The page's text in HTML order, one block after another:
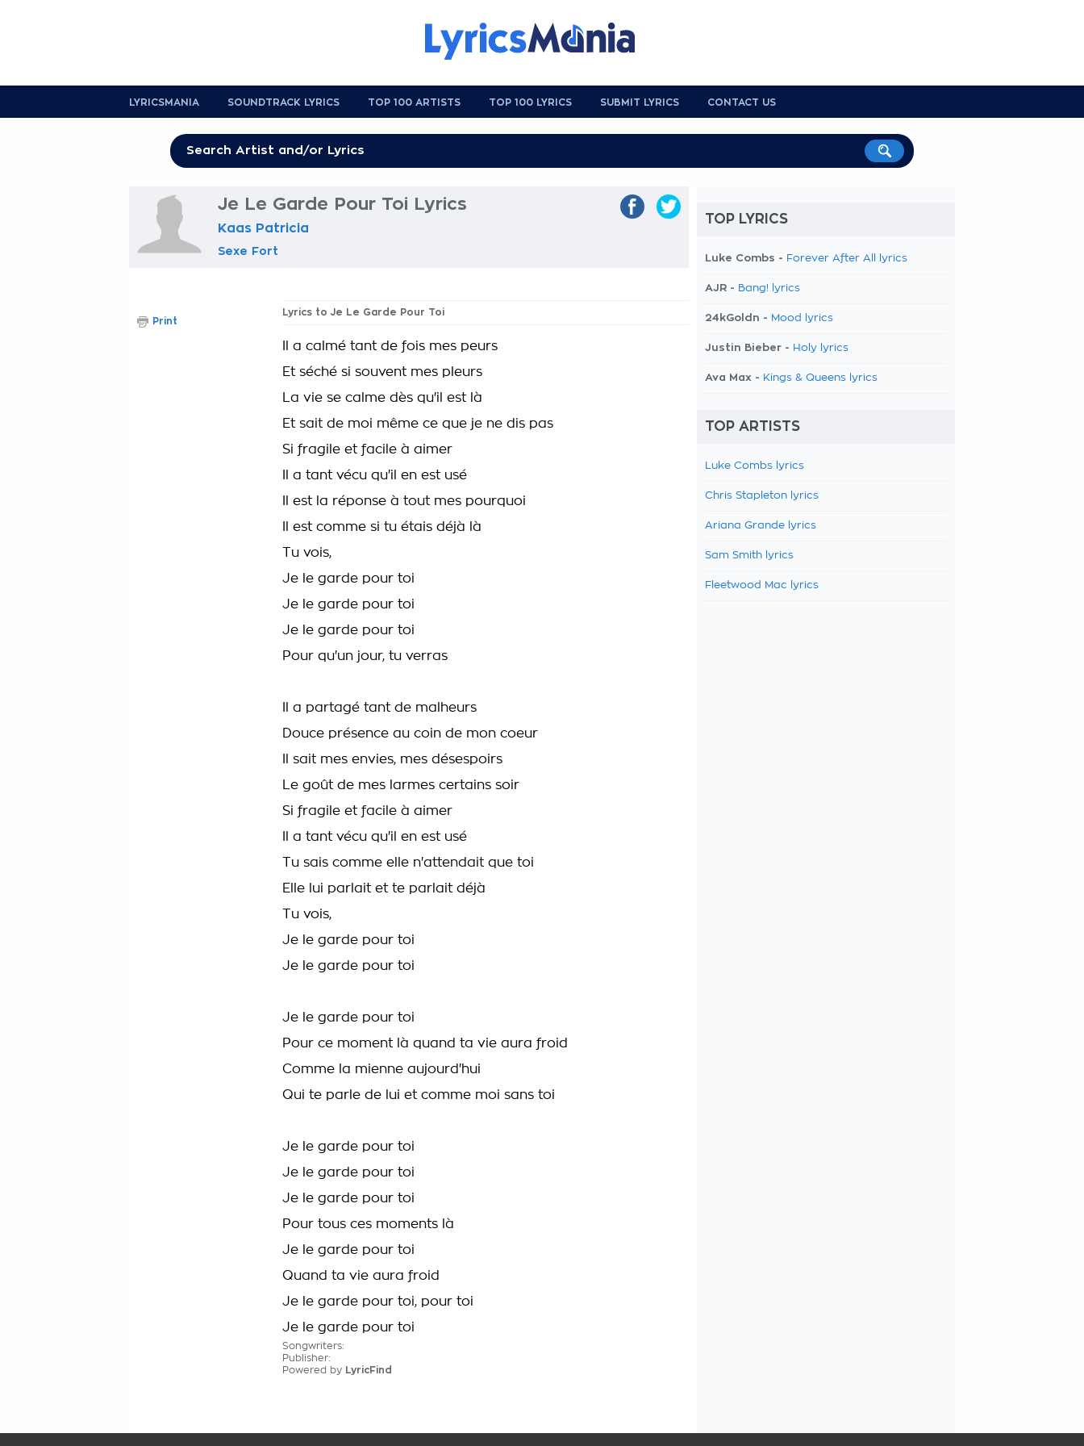
LYRICSMANIA SOUNDTRACK LYRICS TOP 100 ARTISTS TOP 100 LYRICS SUBMIT LYRICS CONTACT US
Je Le Garde Pour Toi Lyrics
Kaas Patricia
Sexe Fort
Lyrics to Je Le Garde Pour Toi
Il a calmé tant de fois mes peurs
Et séché si souvent mes pleurs
La vie se calme dès qu'il est là
Et sait de moi même ce que je ne dis pas
Si fragile et facile à aimer
Il a tant vécu qu'il en est usé
Il est la réponse à tout mes pourquoi
Il est comme si tu étais déjà là
Tu vois,
Je le garde pour toi
Je le garde pour toi
Je le garde pour toi
Pour qu'un jour, tu verras
Il a partagé tant de malheurs
Douce présence au coin de mon coeur
Il sait mes envies, mes désespoirs
Le goût de mes larmes certains soir
Si fragile et facile à aimer
Il a tant vécu qu'il en est usé
Tu sais comme elle n'attendait que toi
Elle lui parlait et te parlait déjà
Tu vois,
Je le garde pour toi
Je le garde pour toi
Je le garde pour toi
Pour ce moment là quand ta vie aura froid
Comme la mienne aujourd'hui
Qui te parle de lui et comme moi sans toi
Je le garde pour toi
Je le garde pour toi
Je le garde pour toi
Pour tous ces moments là
Je le garde pour toi
Quand ta vie aura froid
Je le garde pour toi, pour toi
Je le garde pour toi
Songwriters:
Publisher:
Powered by LyricFind
Print
TOP LYRICS
Luke Combs - Forever After All lyrics
AJR - Bang! lyrics
24kGoldn - Mood lyrics
Justin Bieber - Holy lyrics
Ava Max - Kings & Queens lyrics
TOP ARTISTS
Luke Combs lyrics
Chris Stapleton lyrics
Ariana Grande lyrics
Sam Smith lyrics
Fleetwood Mac lyrics